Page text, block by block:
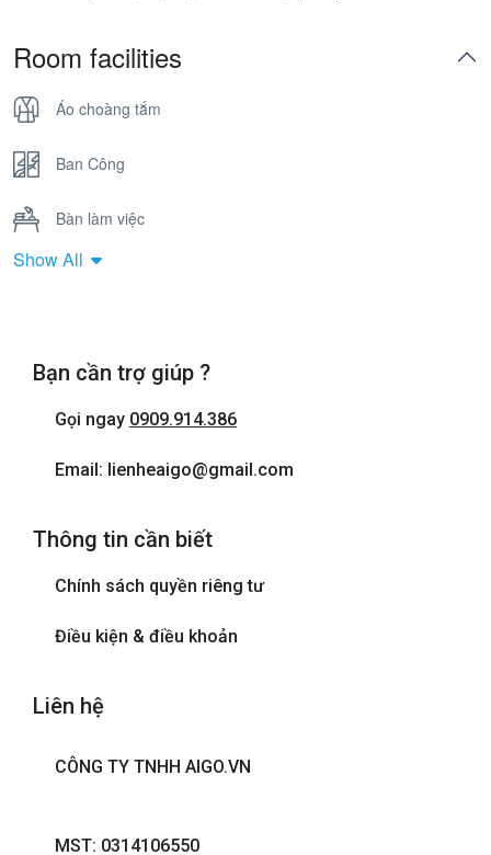
Room facilities
Áo choàng tắm
Ban Công
Bàn làm việc
Bồn Tắm Nằm
Điện thoại
Phòng tắm đứng
Show All
Bạn cần trợ giúp ?
Gọi ngay 0909.914.386
Email: lienheaigo@gmail.com
Thông tin cần biết
Chính sách quyền riêng tư
Điều kiện & điều khoản
Liên hệ
CÔNG TY TNHH AIGO.VN
MST: 0314106550